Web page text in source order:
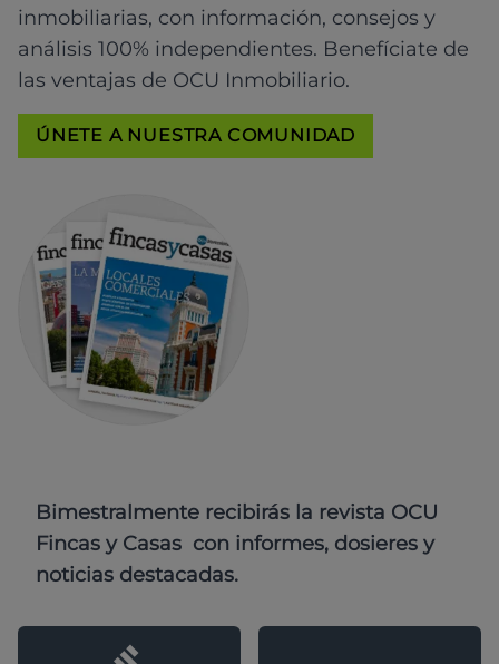
inmobiliarias, con información, consejos y
análisis 100% independientes. Benefíciate de
las ventajas de OCU Inmobiliario.
ÚNETE A NUESTRA COMUNIDAD
Bimestralmente recibirás la revista OCU
Fincas y Casas con informes, dosieres y
noticias destacadas.